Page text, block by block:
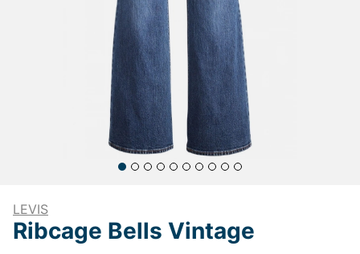
LEVIS
Ribcage Bells Vintage